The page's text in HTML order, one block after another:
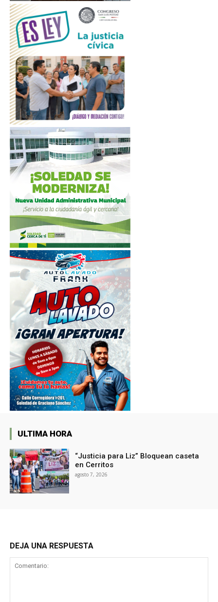
ULTIMA HORA
“Justicia para Liz” Bloquean caseta
en Cerritos
agosto 7, 2026
DEJA UNA RESPUESTA